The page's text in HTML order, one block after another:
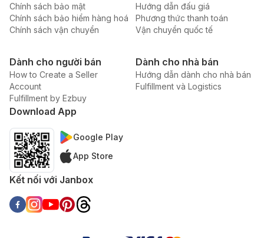
Chính sách bảo mật
Chính sách bảo hiểm hàng hoá
Chính sách vận chuyển
Hướng dẫn đấu giá
Phương thức thanh toán
Vận chuyển quốc tế
Dành cho người bán
How to Create a Seller
Account
Fulfillment by Ezbuy
Dành cho nhà bán
Hướng dẫn dành cho nhà bán
Fulfillment và Logistics
Download App
Google Play
App Store
Kết nối với Janbox